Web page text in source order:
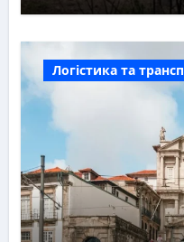
Логістика та